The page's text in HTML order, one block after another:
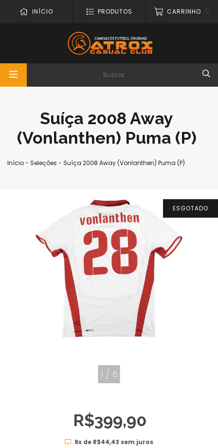
INÍCIO PRODUTOS CARRINHO 0
Suíça 2008 Away
(Vonlanthen) Puma (P)
Início- Seleções - Suíça 2008 Away (Vonlanthen) Puma (P)
ESGOTADO
1 / 6
R$399,90
9x de R$44,43 sem juros